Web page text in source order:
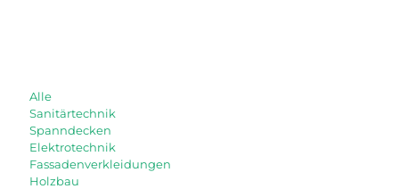
Alle
Sanitärtechnik
Spanndecken
Elektrotechnik
Fassadenverkleidungen
Holzbau